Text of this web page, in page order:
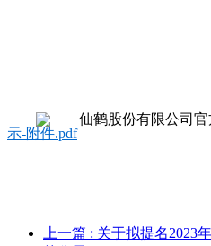
示-附件.pdf
上一篇 : 关于拟提名2023